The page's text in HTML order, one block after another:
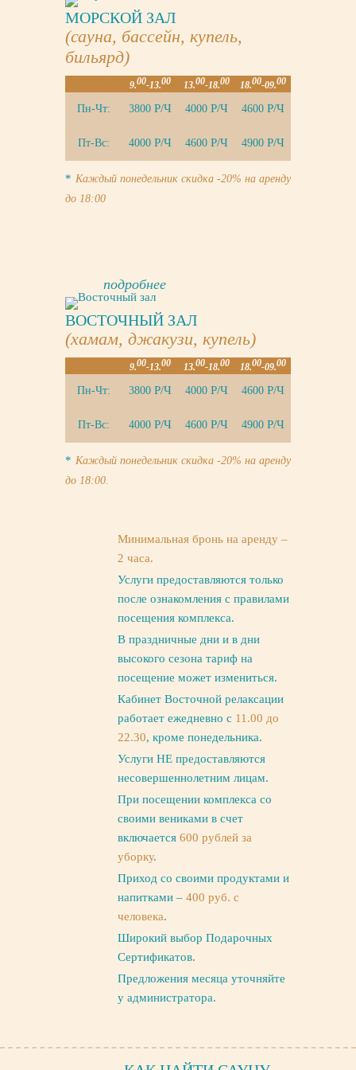
МОРСКОЙ ЗАЛ
(сауна, бассейн, купель,
бильярд)
9.00-13.00 13.00-18.00 18.00-09.00
Пн-Чт: 3800 Р/Ч 4000 Р/Ч 4600 Р/Ч
Пт-Вс: 4000 Р/Ч 4600 Р/Ч 4900 Р/Ч
* Каждый понедельник скидка -20% на аренду
до 18:00
подробнее
ВОСТОЧНЫЙ ЗАЛ
(хамам, джакузи, купель)
9.00-13.00 13.00-18.00 18.00-09.00
Пн-Чт: 3800 Р/Ч 4000 Р/Ч 4600 Р/Ч
Пт-Вс: 4000 Р/Ч 4600 Р/Ч 4900 Р/Ч
* Каждый понедельник скидка -20% на аренду
до 18:00.
Минимальная бронь на аренду –
2 часа.
Услуги предоставляются только
после ознакомления с правилами
посещения комплекса.
В праздничные дни и в дни
высокого сезона тариф на
посещение может измениться.
Кабинет Восточной релаксации
работает ежедневно с 11.00 до
22.30, кроме понедельника.
Услуги НЕ предоставляются
несовершеннолетним лицам.
При посещении комплекса со
своими вениками в счет
включается 600 рублей за
уборку.
Приход со своими продуктами и
напитками – 400 руб. с
человека.
Широкий выбор Подарочных
Сертификатов.
Предложения месяца уточняйте
у администратора.